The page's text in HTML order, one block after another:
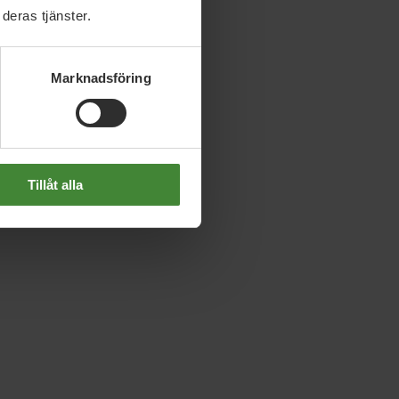
tjänster.
Marknadsföring
Tillåt alla